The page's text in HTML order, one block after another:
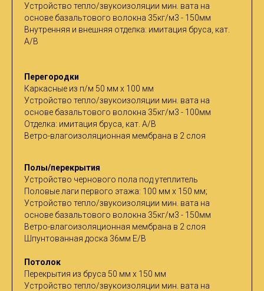
Устройство тепло/звукоизоляции мин. вата на
основе базальтового волокна 35кг/м3 - 150мм
Внутренняя и внешняя отделка: имитация бруса, кат.
A/B
Перегородки
Каркасные из п/м 50 мм х 100 мм
Устройство тепло/звукоизоляции мин. вата на
основе базальтового волокна 35кг/м3 - 100мм
Отделка: имитация бруса, кат. A/B
Ветро-влагоизоляционная мембрана в 2 слоя
Полы/перекрытия
Устройство чернового пола под утеплитель
Половые лаги первого этажа: 100 мм х 150 мм;
Устройство тепло/звукоизоляции мин. вата на
основе базальтового волокна 35кг/м3 - 150мм
Ветро-влагоизоляционная мембрана в 2 слоя
Шпунтованная доска 36мм Е/В
Потолок
Перекрытия из бруса 50 мм х 150 мм
Устройство тепло/звукоизоляции мин. вата на